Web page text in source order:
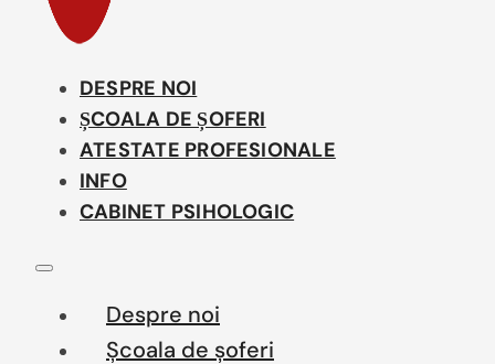
DESPRE NOI
ȘCOALA DE ȘOFERI
ATESTATE PROFESIONALE
INFO
CABINET PSIHOLOGIC
Despre noi
Școala de șoferi